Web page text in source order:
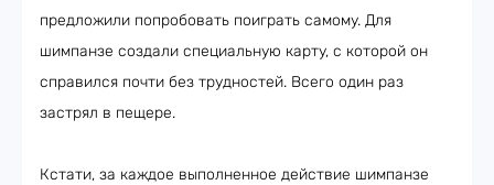
предложили попробовать поиграть самому. Для
шимпанзе создали специальную карту, с которой он
справился почти без трудностей. Всего один раз
застрял в пещере.
Кстати, за каждое выполненное действие шимпанзе